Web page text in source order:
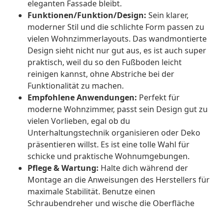
eleganten Fassade bleibt.
Funktionen/Funktion/Design: Sein klarer,
moderner Stil und die schlichte Form passen zu
vielen Wohnzimmerlayouts. Das wandmontierte
Design sieht nicht nur gut aus, es ist auch super
praktisch, weil du so den Fußboden leicht
reinigen kannst, ohne Abstriche bei der
Funktionalität zu machen.
Empfohlene Anwendungen: Perfekt für
moderne Wohnzimmer, passt sein Design gut zu
vielen Vorlieben, egal ob du
Unterhaltungstechnik organisieren oder Deko
präsentieren willst. Es ist eine tolle Wahl für
schicke und praktische Wohnumgebungen.
Pflege & Wartung: Halte dich während der
Montage an die Anweisungen des Herstellers für
maximale Stabilität. Benutze einen
Schraubendreher und wische die Oberfläche